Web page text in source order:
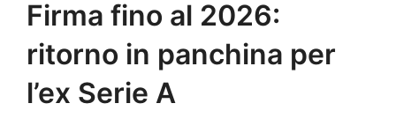
Firma fino al 2026:
ritorno in panchina per
l’ex Serie A